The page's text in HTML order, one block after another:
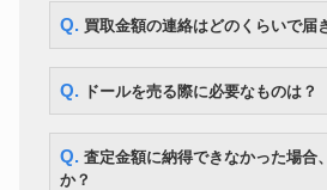
Q. 買取金額の連絡はどのくらいで届
Q. ドールを売る際に必要なものは？
Q. 査定金額に納得できなかった場合、キャンセルできます
か？